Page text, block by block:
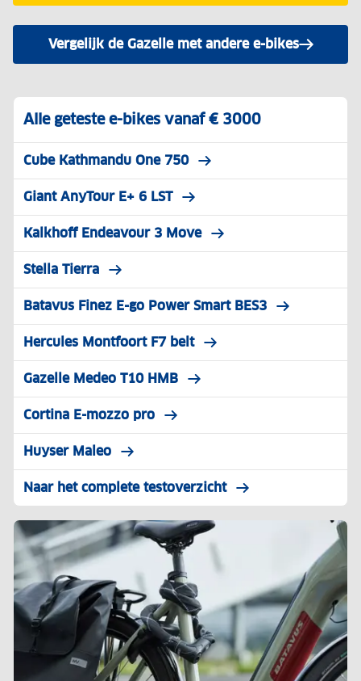
Vergelijk de Gazelle met andere e-bikes
Alle geteste e-bikes vanaf € 3000
Cube Kathmandu One 750
Giant AnyTour E+ 6 LST
Kalkhoff Endeavour 3 Move
Stella Tierra
Batavus Finez E-go Power Smart BES3
Hercules Montfoort F7 belt
Gazelle Medeo T10 HMB
Cortina E-mozzo pro
Huyser Maleo
Naar het complete testoverzicht